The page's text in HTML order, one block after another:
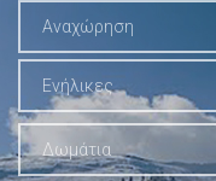
Ενήλικες
Δωμάτια